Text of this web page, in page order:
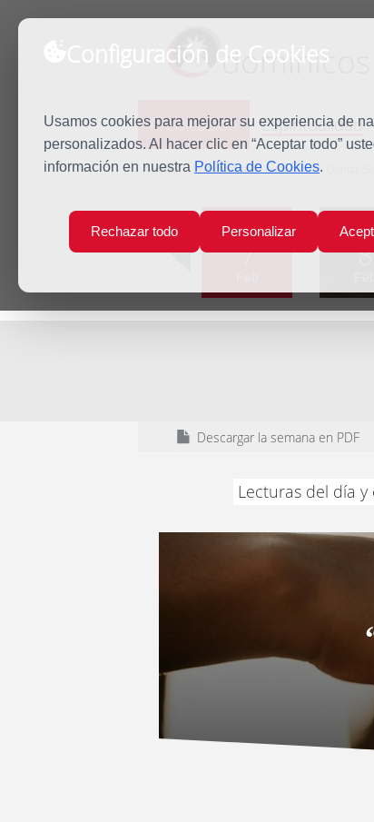
Configuración de Cookies
Usamos cookies para mejorar su experiencia de
personalizados. Al hacer clic en “Aceptar todo”
información en nuestra Política de Cookies.
Rechazar todo Personalizar
dominicos
Predicación Espiritualidad
Inicio Predicación Lunes de la Quinta
Lun
7 8
Descargar la semana en PDF
Lecturas del día